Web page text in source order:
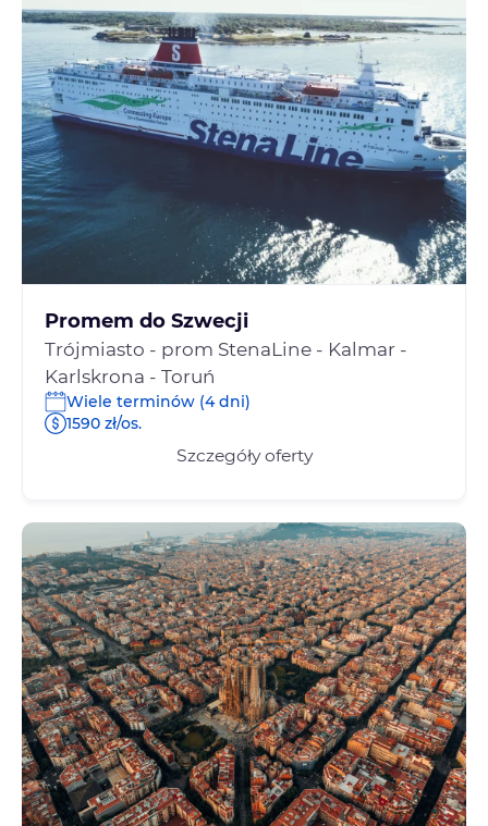
Promem do Szwecji
Trójmiasto - prom StenaLine - Kalmar -
Karlskrona - Toruń
Wiele terminów (4 dni)
1590 zł/os.
Szczegóły oferty